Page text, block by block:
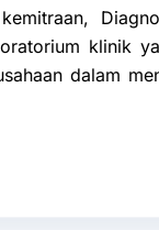
klinik
dalam